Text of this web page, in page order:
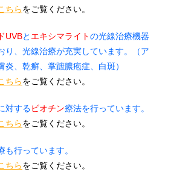
ちらをご覧ください。
UVBと エキシマライトの光線治療機器
り、光線治療が充実しています。（ア
炎、乾癬、掌蹠膿疱症、白斑）
ちらをご覧ください。
対するビオチン療法を行っています。
ちらをご覧ください。
も行っています。
ちらをご覧ください。